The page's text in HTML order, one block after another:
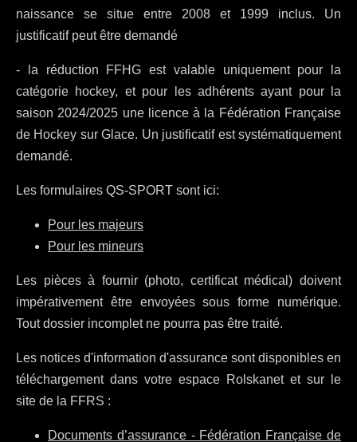
naissance se situe entre 2008 et 1999 inclus. Un
justificatif peut être demandé
- la réduction FFHG est valable uniquement pour la
catégorie hockey, et pour les adhérents ayant pour la
saison 2024/2025 une licence à la Fédération Française
de Hockey sur Glace. Un justificatif est systématiquement
demandé.
Les formulaires QS-SPORT sont ici:
Pour les majeurs
Pour les mineurs
Les pièces à fournir (photo, certificat médical) doivent
impérativement être envoyées sous forme numérique.
Tout dossier incomplet ne pourra pas être traité.
Les notices d'information d'assurance sont disponibles en
téléchargement dans votre espace Rolskanet et sur le
site de la FFRS :
Documents d’assurance - Fédération Française de